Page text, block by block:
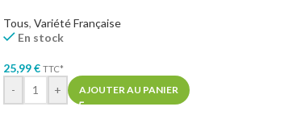
Tous, Variété Française
En stock
25,99€ TTC*
- + AJOUTER AU PANIER